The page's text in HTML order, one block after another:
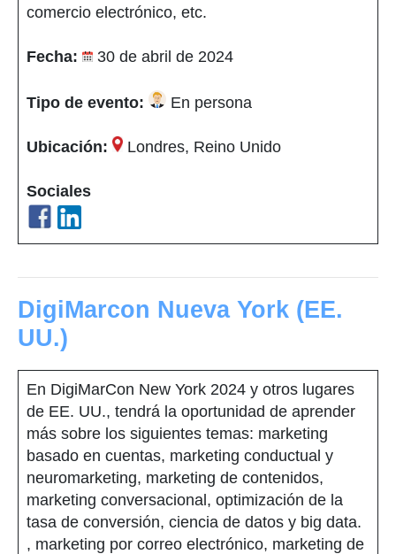
comercio electrónico, etc.
Fecha: 30 de abril de 2024
Tipo de evento: En persona
Ubicación: Londres, Reino Unido
Sociales
DigiMarcon Nueva York (EE.
UU.)
En DigiMarCon New York 2024 y otros lugares
de EE. UU., tendrá la oportunidad de aprender
más sobre los siguientes temas: marketing
basado en cuentas, marketing conductual y
neuromarketing, marketing de contenidos,
marketing conversacional, optimización de la
tasa de conversión, ciencia de datos y big data.
, marketing por correo electrónico, marketing de